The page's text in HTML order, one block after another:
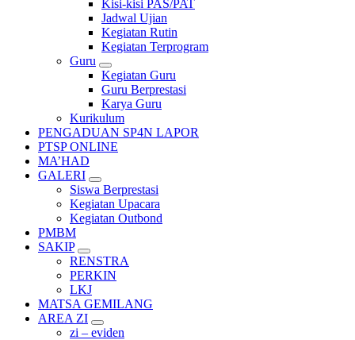
Kisi-kisi PAS/PAT
Jadwal Ujian
Kegiatan Rutin
Kegiatan Terprogram
Guru
Kegiatan Guru
Guru Berprestasi
Karya Guru
Kurikulum
PENGADUAN SP4N LAPOR
PTSP ONLINE
MA’HAD
GALERI
Siswa Berprestasi
Kegiatan Upacara
Kegiatan Outbond
PMBM
SAKIP
RENSTRA
PERKIN
LKJ
MATSA GEMILANG
AREA ZI
zi – eviden